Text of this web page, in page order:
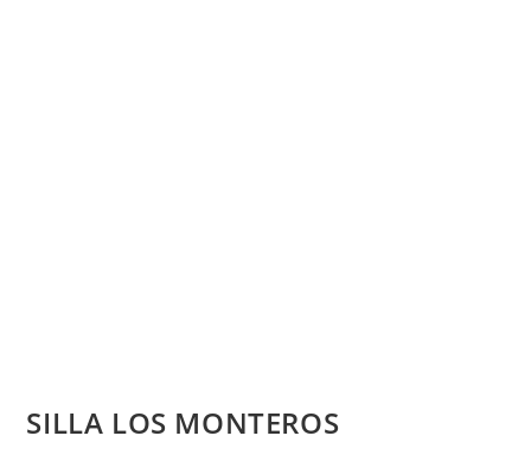
SILLA LOS MONTEROS